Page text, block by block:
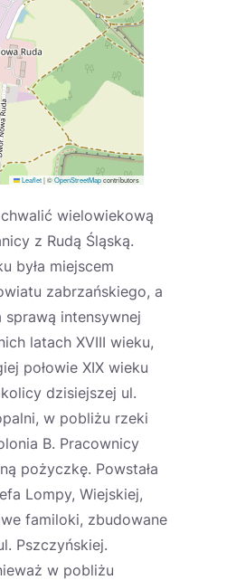
Leaflet|©OpenStreetMapcontributors
wielowiekową
z Rudą Śląską.
była miejscem
zabrzańskiego, a
sprawą intensywnej
latach XVIII wieku,
połowie XIX wieku
dzisiejszej ul.
w pobliżu rzeki
B. Pracownicy
pożyczkę. Powstała
Lompy, Wiejskiej,
familoki, zbudowane
Pszczyńskiej.
w pobliżu